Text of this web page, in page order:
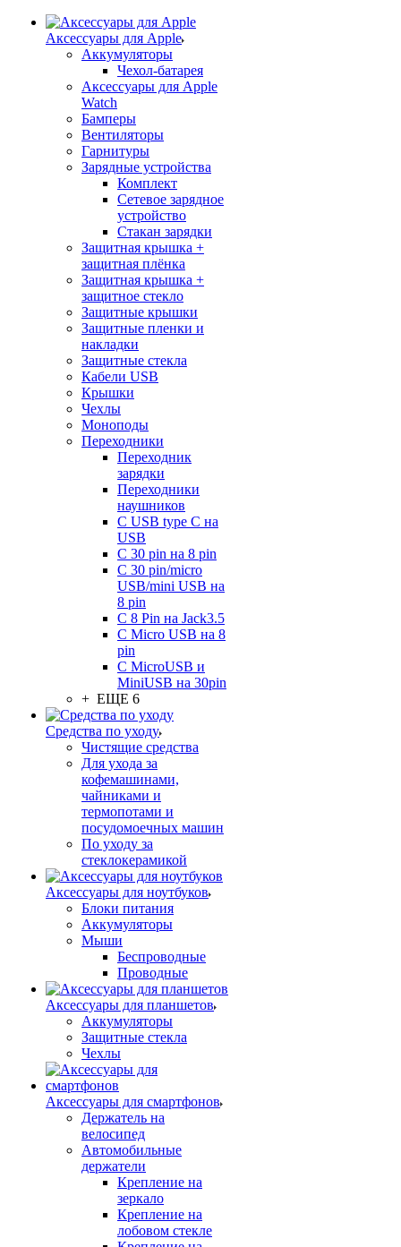
Аксессуары для Apple
Аккумуляторы
Чехол-батарея
Аксессуары для Apple
Watch
Бамперы
Вентиляторы
Гарнитуры
Зарядные устройства
Комплект
Сетевое зарядное
устройство
Стакан зарядки
Защитная крышка +
защитная плёнка
Защитная крышка +
защитное стекло
Защитные крышки
Защитные пленки и
накладки
Защитные стекла
Кабели USB
Крышки
Чехлы
Моноподы
Переходники
Переходник
зарядки
Переходники
наушников
С USB type C на
USB
С 30 pin на 8 pin
С 30 pin/micro
USB/mini USB на
8 pin
С 8 Pin на Jack3.5
С Micro USB на 8
pin
С MicroUSB и
MiniUSB на 30pin
+ ЕЩЕ 6
Средства по уходу
Чистящие средства
Для ухода за
кофемашинами,
чайниками и
термопотами и
посудомоечных машин
По уходу за
стеклокерамикой
Аксессуары для ноутбуков
Блоки питания
Аккумуляторы
Мыши
Беспроводные
Проводные
Аксессуары для планшетов
Аккумуляторы
Защитные стекла
Чехлы
Аксессуары для смартфонов
Держатель на
велосипед
Автомобильные
держатели
Крепление на
зеркало
Крепление на
лобовом стекле